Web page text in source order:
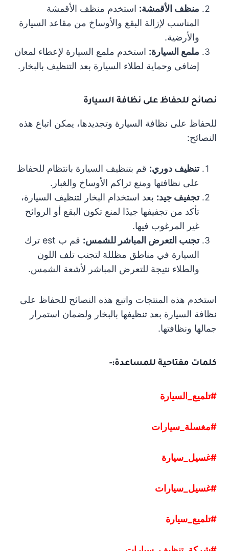
منظف الأقمشة: استخدم منظف الأقمشة
المناسب لإزالة البقع والأوساخ من مقاعد السيارة
والأرضية.
ملمع السيارة: استخدم ملمع السيارة لإعطاء لمعان
إضافي وحماية لطلاء السيارة بعد التنظيف بالبخار.
نصائح للحفاظ على نظافة السيارة
للحفاظ على نظافة السيارة وتجديدها، يمكن اتباع هذه
النصائح:
تنظيف دوري: قم بتنظيف السيارة بانتظام للحفاظ
على نظافتها ومنع تراكم الأوساخ والغبار.
تجفيف جيد: بعد استخدام البخار لتنظيف السيارة،
تأكد من تجفيفها جيدًا لمنع تكون البقع أو الروائح
غير المرغوب فيها.
تجنب التعرض المباشر للشمس:
قم ب est ترك
السيارة في مناطق مظللة لتجنب تلف اللون
والطلاء نتيجة للتعرض المباشر لأشعة الشمس.
استخدم هذه المنتجات واتبع هذه النصائح للحفاظ على
نظافة السيارة بعد تنظيفها بالبخار ولضمان استمرار
جمالها ونظافتها.
كلمات مفتاحية للمساعدة:-
#تلميع_السيارة
#مغسلة سيارات
#غسيل سيارة
#غسيل سيارات
#تلميع سيارة